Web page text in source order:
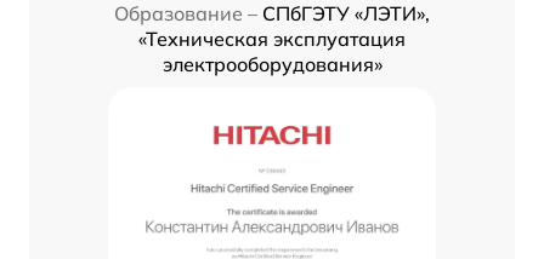
Образование – СПбГЭТУ «ЛЭТИ»,
«Техническая эксплуатация
электрооборудования»